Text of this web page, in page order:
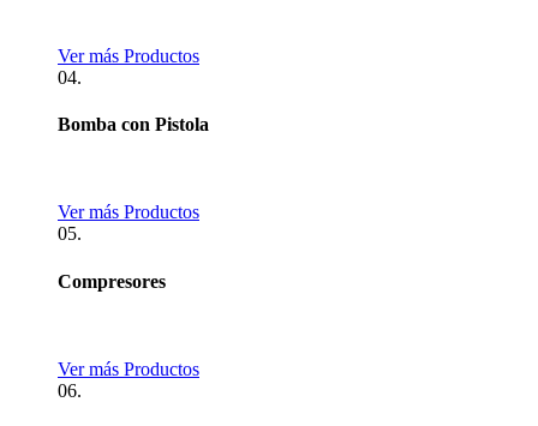
Ver más Productos
04.
Bomba con Pistola
Ver más Productos
05.
Compresores
Ver más Productos
06.